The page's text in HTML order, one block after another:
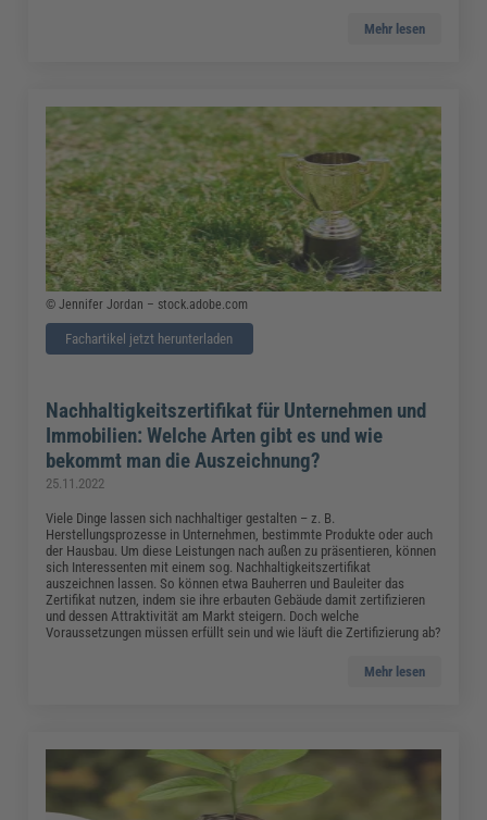
Mehr lesen
© Jennifer Jordan – stock.adobe.com
Fachartikel jetzt herunterladen
Nachhaltigkeitszertifikat für Unternehmen und
Immobilien: Welche Arten gibt es und wie
bekommt man die Auszeichnung?
25.11.2022
Viele Dinge lassen sich nachhaltiger gestalten – z. B.
Herstellungsprozesse in Unternehmen, bestimmte Produkte oder auch
der Hausbau. Um diese Leistungen nach außen zu präsentieren, können
sich Interessenten mit einem sog. Nachhaltigkeitszertifikat
auszeichnen lassen. So können etwa Bauherren und Bauleiter das
Zertifikat nutzen, indem sie ihre erbauten Gebäude damit zertifizieren
und dessen Attraktivität am Markt steigern. Doch welche
Voraussetzungen müssen erfüllt sein und wie läuft die Zertifizierung ab?
Mehr lesen